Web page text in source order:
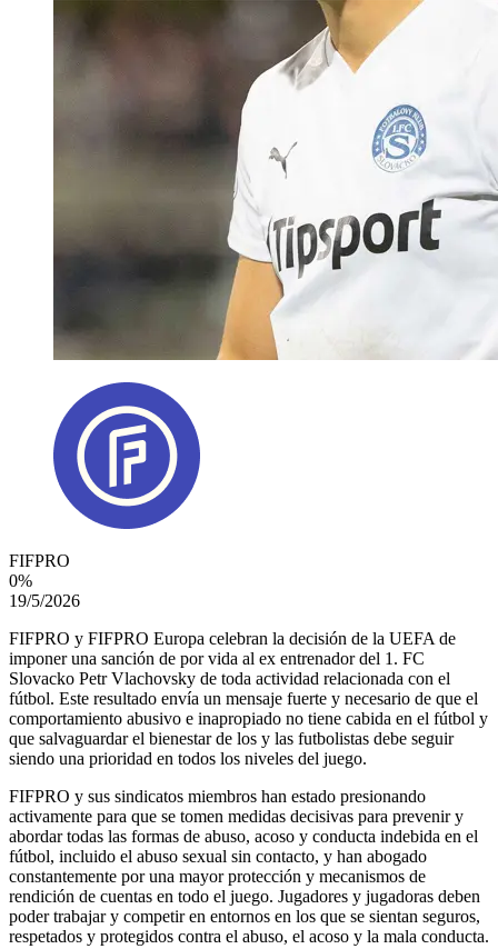
FIFPRO
0%
19/5/2026
FIFPRO y FIFPRO Europa celebran la decisión de la UEFA de
imponer una sanción de por vida al ex entrenador del 1. FC
Slovacko Petr Vlachovsky de toda actividad relacionada con el
fútbol. Este resultado envía un mensaje fuerte y necesario de que el
comportamiento abusivo e inapropiado no tiene cabida en el fútbol y
que salvaguardar el bienestar de los y las futbolistas debe seguir
siendo una prioridad en todos los niveles del juego.
FIFPRO y sus sindicatos miembros han estado presionando
activamente para que se tomen medidas decisivas para prevenir y
abordar todas las formas de abuso, acoso y conducta indebida en el
fútbol, incluido el abuso sexual sin contacto, y han abogado
constantemente por una mayor protección y mecanismos de
rendición de cuentas en todo el juego. Jugadores y jugadoras deben
poder trabajar y competir en entornos en los que se sientan seguros,
respetados y protegidos contra el abuso, el acoso y la mala conducta.